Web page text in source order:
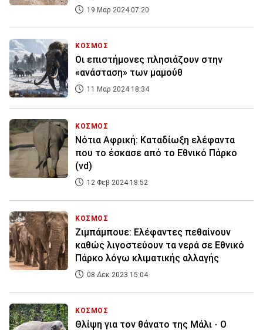
19 Μαρ 2024 07:20
ΚΟΣΜΟΣ
Οι επιστήμονες πλησιάζουν στην
«ανάσταση» των μαμούθ
11 Μαρ 2024 18:34
ΚΟΣΜΟΣ
Νότια Αφρική: Καταδίωξη ελέφαντα
που το έσκασε από το Εθνικό Πάρκο
(vd)
12 Φεβ 2024 18:52
ΚΟΣΜΟΣ
Ζιμπάμπουε: Ελέφαντες πεθαίνουν
καθώς λιγοστεύουν τα νερά σε Εθνικό
Πάρκο λόγω κλιματικής αλλαγής
08 Δεκ 2023 15:04
ΚΟΣΜΟΣ
Θλίψη για τον θάνατο της Μάλι - Ο